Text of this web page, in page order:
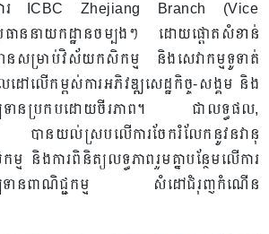
គារ ICBC Zhejiang Branch (Vice
ាននាយកដ្ឋានចម្បងៗ ដោយផ្តោតសំខាន់
ានសម្រាប់វិស័យកសិកម្ម និងសេវាកម្មទូទាត់
លដៅលើកម្ពស់ការអភិវឌ្ឍសេដ្ឋកិច្ច-សង្គម និង
ប្បទានប្រកបដោយចីរភាព។ ជាលទ្ធផល,
ានយល់ស្របលើការចែករំលែកនូវនវានុ
ម និងការពិនិត្យលទ្ធភាពរួមគ្នាបន្ថែមលើការ
ញប្បទានពាណិជ្ជកម្ម សំដៅជំរុញកំណើន